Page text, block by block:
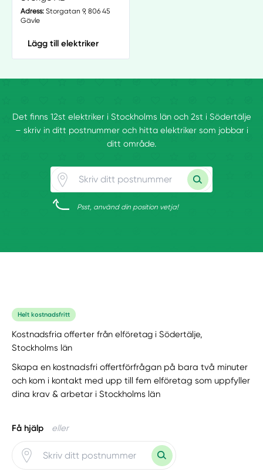
Adress:Storgatan 9, 806 45
Gävle
Lägg till elektriker
Det finns 12st elektriker i Stockholms län och 2st i Södertälje
– skriv in ditt postnummer och hitta elektriker som jobbar i
ditt område.
Psst, använd din position vetja!
Helt kostnadsfritt
Kostnadsfria offerter från elföretag i Södertälje,
Stockholms län
Skapa en kostnadsfri offertförfrågan på bara två minuter
och kom i kontakt med upp till fem elföretag som uppfyller
dina krav & arbetar i Stockholms län
Få hjälp eller